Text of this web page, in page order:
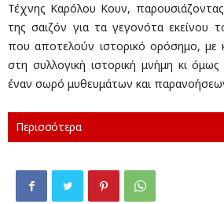
Τέχνης Καρόλου Κουν,
της σαιζόν για τα γεγονότα εκείνου
που αποτελούν ιστορικό ορόσημο, με
στη συλλογική ιστορική μνήμη κι
έναν σωρό μυθευμάτων και
Περισσότερα